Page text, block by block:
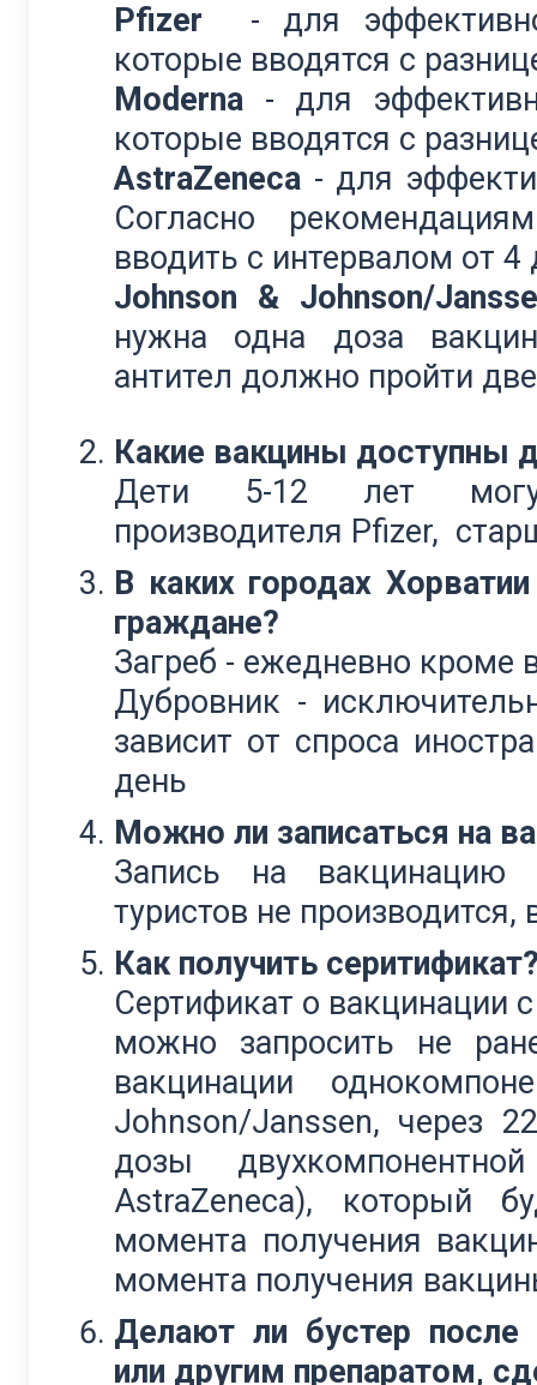
Pfizer
- для
которые вводятся с
Moderna - для
которые вводятся с
AstraZeneca - для
Согласно
вводить с интервалом от 4
Johnson & Johnson/
нужна одна доза
антител должно пройти
Какие вакцины доступны
Дети 5-12 лет
производителя Pfizer,
В каких городах
граждане?
Загреб - ежедневно кроме
Дубровник -
зависит от спроса
день
Можно ли записаться на
Запись на вакцинацию
туристов не
Как получить
Сертификат о вакцинации
можно запросить не
вакцинации
Johnson/Janssen, через
дозы
AstraZeneca), который
момента получения
момента получения
Делают ли бустер после
или другим препаратом,